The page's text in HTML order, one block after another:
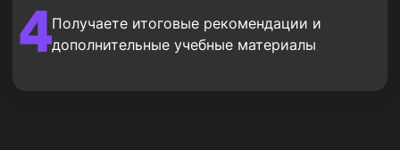
Получаете итоговые рекомендации и
дополнительные учебные материалы